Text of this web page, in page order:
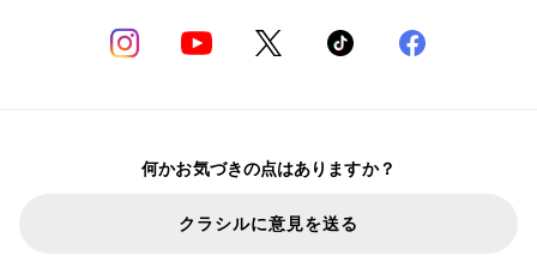
何かお気づきの点はありますか？
クラシルに意見を送る